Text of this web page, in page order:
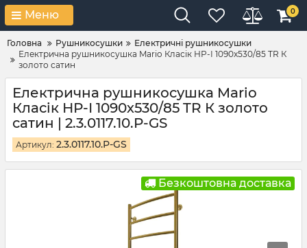
Меню 0
Головна Рушникосушки
Електричні рушникосушки
Електрична рушникосушка Mario Класік НР-І 1090х530/85 TR К
золото сатин
Електрична рушникосушка Mario
Класік НР-І 1090х530/85 TR К золото
сатин | 2.3.0117.10.P-GS
Артикул: 2.3.0117.10.P-GS
Безкоштовна доставка